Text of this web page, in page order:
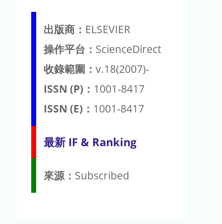
出版商： ELSEVIER
操作平台： ScienceDirect
收錄範圍： v.18(2007)-
ISSN (P)： 1001-8417
ISSN (E)： 1001-8417
最新 IF & Ranking
來源： Subscribed